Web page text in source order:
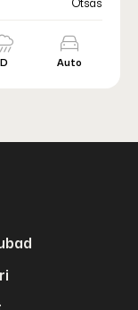
Otsas
D Auto